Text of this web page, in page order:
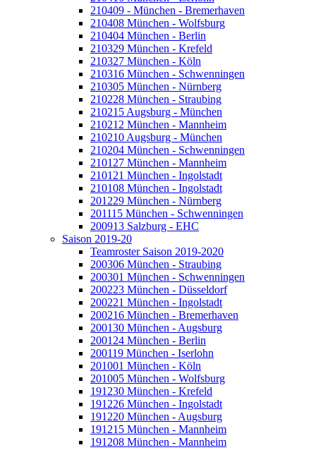
210409 - München - Bremerhaven
210408 München - Wolfsburg
210404 München - Berlin
210329 München - Krefeld
210327 München - Köln
210316 München - Schwenningen
210305 München - Nürnberg
210228 München - Straubing
210215 Augsburg - München
210212 München - Mannheim
210210 Augsburg - München
210204 München - Schwenningen
210127 München - Mannheim
210121 München - Ingolstadt
210108 München - Ingolstadt
201229 München - Nürnberg
201115 München - Schwenningen
200913 Salzburg - EHC
Saison 2019-20
Teamroster Saison 2019-2020
200306 München - Straubing
200301 München - Schwenningen
200223 München - Düsseldorf
200221 München - Ingolstadt
200216 München - Bremerhaven
200130 München - Augsburg
200124 München - Berlin
200119 München - Iserlohn
201001 München - Köln
201005 München - Wolfsburg
191230 München - Krefeld
191226 München - Ingolstadt
191220 München - Augsburg
191215 München - Mannheim
191208 München - Mannheim